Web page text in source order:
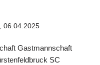
06.04.2025
Gastmannschaft
SC